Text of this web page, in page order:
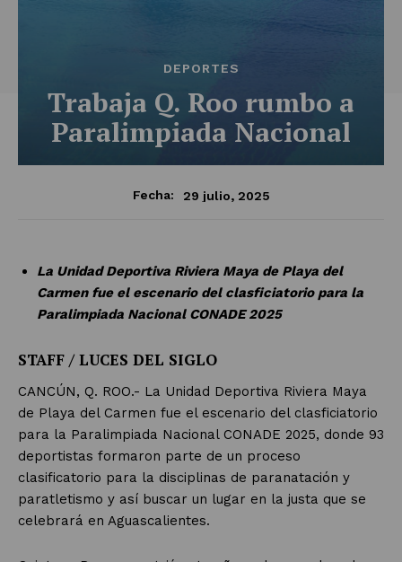
DEPORTES
Trabaja Q. Roo rumbo a
Paralimpiada Nacional
Fecha: 29 julio, 2025
La Unidad Deportiva Riviera Maya de Playa del
Carmen fue el escenario del clasficiatorio para la
Paralimpiada Nacional CONADE 2025
STAFF / LUCES DEL SIGLO
CANCÚN, Q. ROO.- La Unidad Deportiva Riviera Maya
de Playa del Carmen fue el escenario del clasficiatorio
para la Paralimpiada Nacional CONADE 2025, donde 93
deportistas formaron parte de un proceso
clasificatorio para la disciplinas de paranatación y
paratletismo y así buscar un lugar en la justa que se
celebrará en Aguascalientes.